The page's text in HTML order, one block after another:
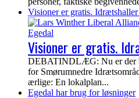
Visioner er gratis.
Visioner er gratis.
DEBATINDLÆG: Nu er der
for Smørumnedre
ærlige: En lokalplan...
Egedal har brug for løsninger